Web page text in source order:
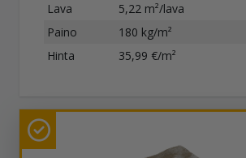
Lava
5,22 m²/lava
Paino
180 kg/m²
Hinta
35,99 €/m²